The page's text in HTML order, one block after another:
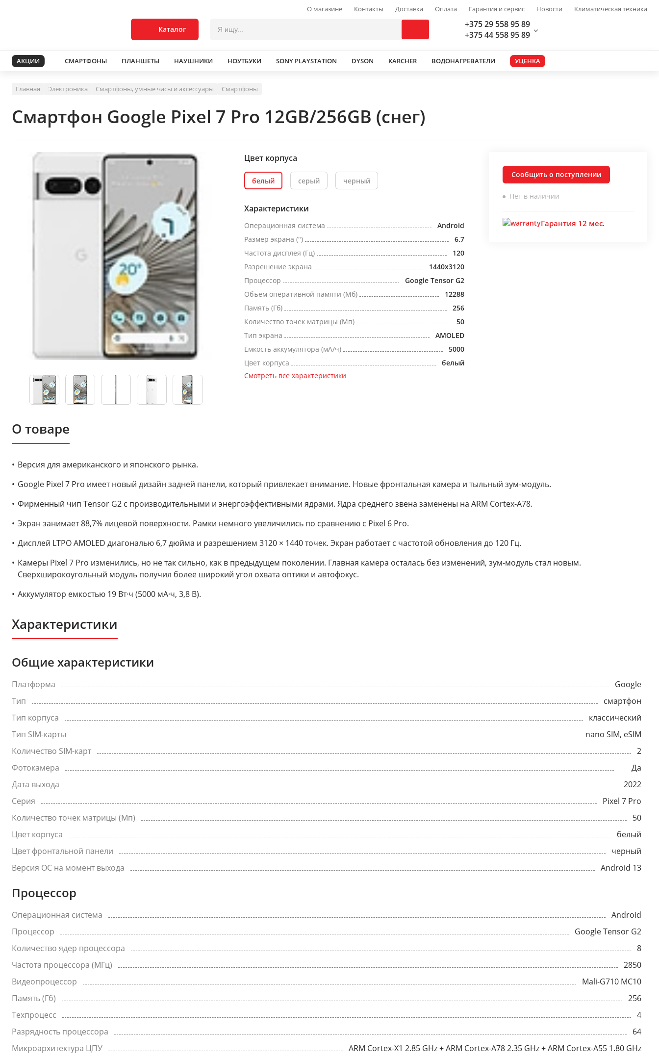
О магазине Контакты Доставка Оплата Гарантия и сервис Новости Климатическая техника
Каталог
+375 29 558 95 89
+375 44 558 95 89
АКЦИИ СМАРТФОНЫ ПЛАНШЕТЫ НАУШНИКИ НОУТБУКИ SONY PLAYSTATION DYSON KARCHER ВОДОНАГРЕВАТЕЛИ УЦЕНКА
Главная Электроника Смартфоны, умные часы и аксессуары Смартфоны
Смартфон Google Pixel 7 Pro 12GB/256GB (снег)
Цвет корпуса
белый серый черный
Характеристики
Операционная система
Android
Размер экрана (")
6.7
Частота дисплея (Гц)
120
Разрешение экрана
1440x3120
Процессор
Google Tensor G2
Объем оперативной памяти (Мб)
12288
Память (Гб)
256
Количество точек матрицы (Мп)
50
Тип экрана
AMOLED
Емкость аккумулятора (мА/ч)
5000
Цвет корпуса
белый
Смотреть все характеристики
Сообщить о поступлении
Нет в наличии
Гарантия 12 мес.
О товаре
Версия для американского и японского рынка.
Google Pixel 7 Pro имеет новый дизайн задней панели, который привлекает внимание. Новые фронтальная камера и тыльный зум-модуль.
Фирменный чип Tensor G2 с производительными и энергоэффективными ядрами. Ядра среднего звена заменены на ARM Cortex-A78.
Экран занимает 88,7% лицевой поверхности. Рамки немного увеличились по сравнению с Pixel 6 Pro.
Дисплей LTPO AMOLED диагональю 6,7 дюйма и разрешением 3120 × 1440 точек. Экран работает с частотой обновления до 120 Гц.
Камеры Pixel 7 Pro изменились, но не так сильно, как в предыдущем поколении. Главная камера осталась без изменений, зум-модуль стал новым.
Сверхширокоугольный модуль получил более широкий угол охвата оптики и автофокус.
Аккумулятор емкостью 19 Вт·ч (5000 мА·ч, 3,8 В).
Характеристики
Общие характеристики
Платформа
Google
Тип
смартфон
Тип корпуса
классический
Тип SIM-карты
nano SIM, eSIM
Количество SIM-карт
2
Фотокамера
Да
Дата выхода
2022
Серия
Pixel 7 Pro
Количество точек матрицы (Мп)
50
Цвет корпуса
белый
Цвет фронтальной панели
черный
Версия ОС на момент выхода
Android 13
Процессор
Операционная система
Android
Процессор
Google Tensor G2
Количество ядер процессора
8
Частота процессора (МГц)
2850
Видеопроцессор
Mali-G710 MC10
Память (Гб)
256
Техпроцесс
4
Разрядность процессора
64
Микроархитектура ЦПУ
ARM Cortex-X1 2.85 GHz + ARM Cortex-A78 2.35 GHz + ARM Cortex-A55 1.80 GHz